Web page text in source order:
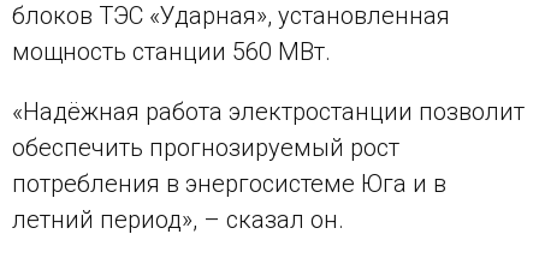
блоков ТЭС «Ударная», установленная
мощность станции 560 МВт.
«Надёжная работа электростанции позволит
обеспечить прогнозируемый рост
потребления в энергосистеме Юга и в
летний период», – сказал он.